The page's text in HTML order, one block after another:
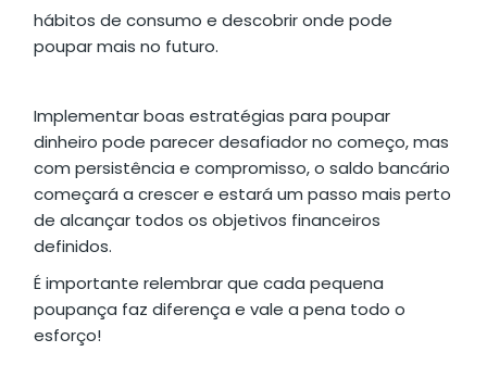
hábitos de consumo e descobrir onde pode
poupar mais no futuro.
Implementar boas estratégias para poupar
dinheiro pode parecer desafiador no começo, mas
com persistência e compromisso, o saldo bancário
começará a crescer e estará um passo mais perto
de alcançar todos os objetivos financeiros
definidos.
É importante relembrar que cada pequena
poupança faz diferença e vale a pena todo o
esforço!